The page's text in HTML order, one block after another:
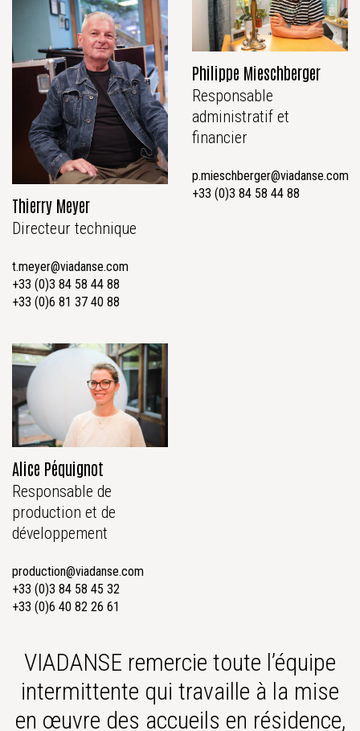
Thierry Meyer
Directeur technique
t.meyer@viadanse.com
+33 (0)3 84 58 44 88
+33 (0)6 81 37 40 88
Philippe Mieschberger
Responsable
administratif et
financier
p.mieschberger@viadanse.com
+33 (0)3 84 58 44 88
Alice Péquignot
Responsable de
production et de
développement
production@viadanse.com
+33 (0)3 84 58 45 32
+33 (0)6 40 82 26 61
VIADANSE remercie toute l’équipe
intermittente qui travaille à la mise
en œuvre des accueils en résidence,